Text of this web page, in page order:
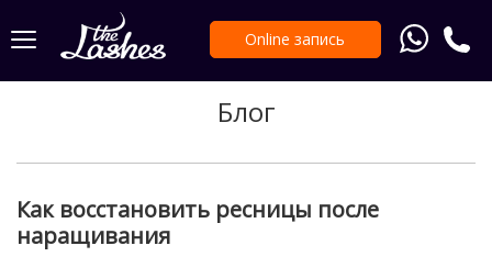
Online запись
Блог
Как восстановить ресницы после
наращивания